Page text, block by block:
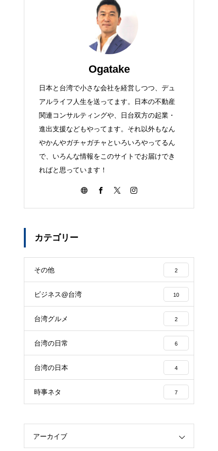
Ogatake
日本と台湾で小さな会社を経営しつつ、デュ
アルライフ人生を送ってます。日本の不動産
関連コンサルティングや、日台双方の起業・
進出支援などもやってます。それ以外もなん
やかんやガチャガチャといろいろやってるん
で、いろんな情報をこのサイトでお届けでき
ればと思っています！
カテゴリー
その他 2
ビジネス@台湾 10
台湾グルメ 2
台湾の日常 6
台湾の日本 4
時事ネタ 7
アーカイブ